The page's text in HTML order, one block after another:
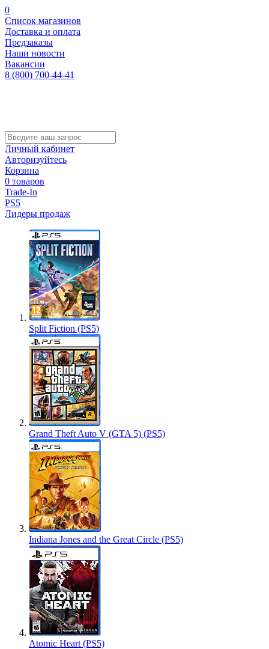
0
Список магазинов
Доставка и оплата
Предзаказы
Наши новости
Вакансии
8 (800) 700-44-41
Личный кабинет
Авторизуйтесь
Корзина
0 товаров
Trade-In
PS5
Лидеры продаж
Split Fiction (PS5)
Grand Theft Auto V (GTA 5) (PS5)
Indiana Jones and the Great Circle (PS5)
Atomic Heart (PS5)